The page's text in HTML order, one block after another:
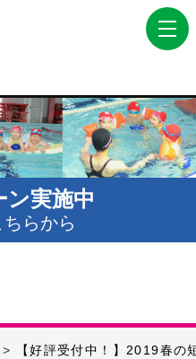
ン実施中
らから
【好評受付中！】2019春の